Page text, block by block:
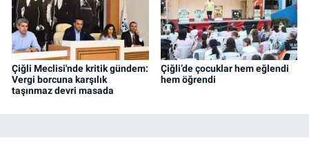
Çiğli Meclisi'nde kritik gündem:
Vergi borcuna karşılık
taşınmaz devri masada
Çiğli’de çocuklar hem eğlendi
hem öğrendi